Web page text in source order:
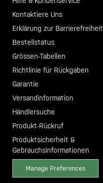
Kontaktiere Uns
Erklärung zur Barrierefreiheit
Bestellstatus
Grössen-Tabellen
Richtlinie für Rückgaben
Garantie
Versandinformation
Händlersuche
Produkt-Rückruf
Produktsicherheit &
Gebrauchsinformationen
Manage Preferences